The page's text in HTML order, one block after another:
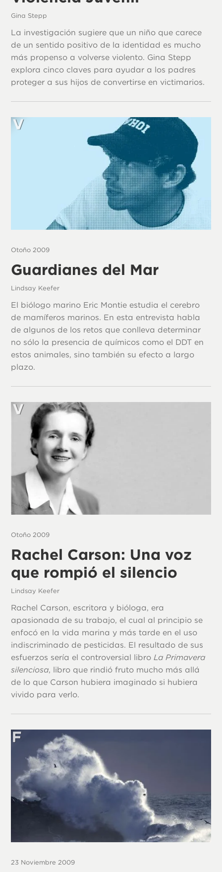
Gina Stepp
La investigación sugiere que un niño que carece
de un sentido positivo de la identidad es mucho
más propenso a volverse violento. Gina Stepp
explora cinco claves para ayudar a los padres
proteger a sus hijos de convertirse en victimarios.
Otoño 2009
Guardianes del Mar
Lindsay Keefer
El biólogo marino Eric Montie estudia el cerebro
de mamíferos marinos. En esta entrevista habla
de algunos de los retos que conlleva determinar
no sólo la presencia de químicos como el DDT en
estos animales, sino también su efecto a largo
plazo.
Otoño 2009
Rachel Carson: Una voz
que rompió el silencio
Lindsay Keefer
Rachel Carson, escritora y bióloga, era
apasionada de su trabajo, el cual al principio se
enfocó en la vida marina y más tarde en el uso
indiscriminado de pesticidas. El resultado de sus
esfuerzos sería el controversial libroLa Primavera
silenciosa, libro que rindió fruto mucho más allá
de lo que Carson hubiera imaginado si hubiera
vivido para verlo.
23 Noviembre 2009